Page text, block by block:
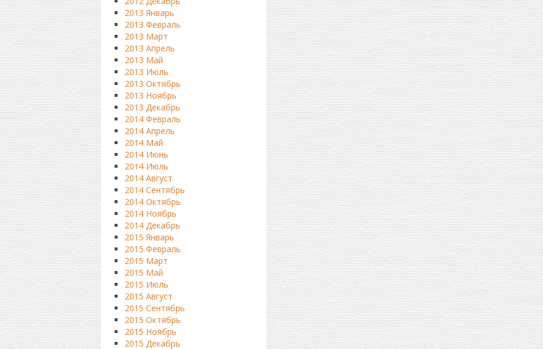
2013 Январь
2013 Февраль
2013 Март
2013 Апрель
2013 Май
2013 Июль
2013 Октябрь
2013 Ноябрь
2013 Декабрь
2014 Февраль
2014 Апрель
2014 Май
2014 Июнь
2014 Июль
2014 Август
2014 Сентябрь
2014 Октябрь
2014 Ноябрь
2014 Декабрь
2015 Январь
2015 Февраль
2015 Март
2015 Май
2015 Июль
2015 Август
2015 Сентябрь
2015 Октябрь
2015 Ноябрь
2015 Декабрь